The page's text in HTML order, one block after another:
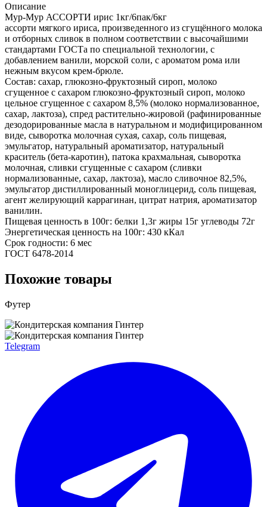
Описание
Мур-Мур АССОРТИ ирис 1кг/6пак/6кг
ассорти мягкого ириса, произведенного из сгущённого молока
и отборных сливок в полном соответствии с высочайшими
стандартами ГОСТа по специальной технологии, с
добавлением ванили, морской соли, с ароматом рома или
нежным вкусом крем-брюле.
Состав: сахар, глюкозно-фруктозный сироп, молоко
сгущенное с сахаром глюкозно-фруктозный сироп, молоко
цельное сгущенное с сахаром 8,5% (молоко нормализованное,
сахар, лактоза), спред растительно-жировой (рафинированные
дезодорированные масла в натуральном и модифицированном
виде, сыворотка молочная сухая, сахар, соль пищевая,
эмульгатор, натуральный ароматизатор, натуральный
краситель (бета-каротин), патока крахмальная, сыворотка
молочная, сливки сгущенные с сахаром (сливки
нормализованные, сахар, лактоза), масло сливочное 82,5%,
эмульгатор дистиллированный моноглицерид, соль пищевая,
агент желирующий каррагинан, цитрат натрия, ароматизатор
ванилин.
Пищевая ценность в 100г: белки 1,3г жиры 15г углеводы 72г
Энергетическая ценность на 100г: 430 кКал
Срок годности: 6 мес
ГОСТ 6478-2014
Похожие товары
Футер
Telegram